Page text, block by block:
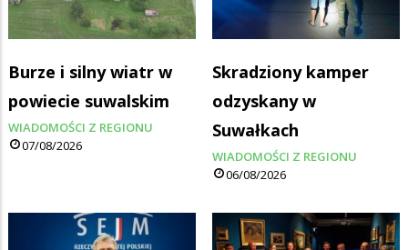
Burze i silny wiatr w
powiecie suwalskim
WIADOMOŚCI Z REGIONU
07/08/2026
Skradziony kamper
odzyskany w
Suwałkach
WIADOMOŚCI Z REGIONU
06/08/2026